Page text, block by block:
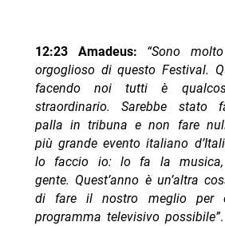
12:23 Amadeus: “Sono
orgoglioso di questo Festival.
facendo noi tutti è
straordinario. Sarebbe stato
palla in tribuna e non fare
più grande evento italiano
lo faccio io: lo fa la
gente. Quest’anno è un’altra
di fare il nostro meglio per
programma televisivo possibile”.